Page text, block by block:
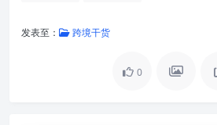
发表至： 跨境干货
0